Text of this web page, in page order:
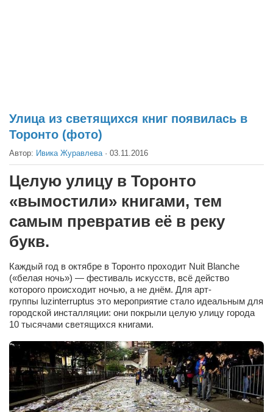
Выборы
Деньги
Здоровье
Сам себе доктор
Активный отдых
Курьезы
Досье
Арт-менеджеры
Лариса Ильченко
Орест Коваль
Улица из светящихся книг появилась в
Торонто (фото)
Автор: Ивика Журавлева · 03.11.2016
Целую улицу в Торонто
«вымостили» книгами, тем
самым превратив её в реку
букв.
Каждый год в октябре в Торонто проходит Nuit Blanche
(«белая ночь») — фестиваль искусств, всё действо
которого происходит ночью, а не днём. Для арт-
группы luzinterruptus это мероприятие стало идеальным для
городской инсталляции: они покрыли целую улицу города
10 тысячами светящихся книгами.